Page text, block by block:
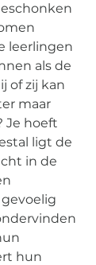
leerlingen
als de
of zij kan
maar
Je hoeft
ligt de
in de
hun